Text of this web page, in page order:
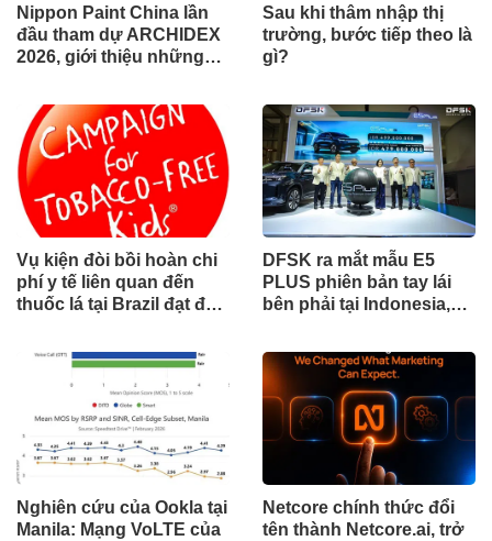
Nippon Paint China lần
đầu tham dự ARCHIDEX
2026, giới thiệu những
công nghiệp
Sau khi thâm nhập thị
trường, bước tiếp theo là
gì?
Vụ kiện đòi bồi hoàn chi
phí y tế liên quan đến
thuốc lá tại Brazil đạt đến
tòa án chuẩn bị ra phán
DFSK ra mắt mẫu E5
PLUS phiên bản tay lái
bên phải tại Indonesia,
trong hành trình mở rộng
toàn cầu
Nghiên cứu của Ookla tại
Manila: Mạng VoLTE của
Netcore chính thức đổi
tên thành Netcore.ai, trở